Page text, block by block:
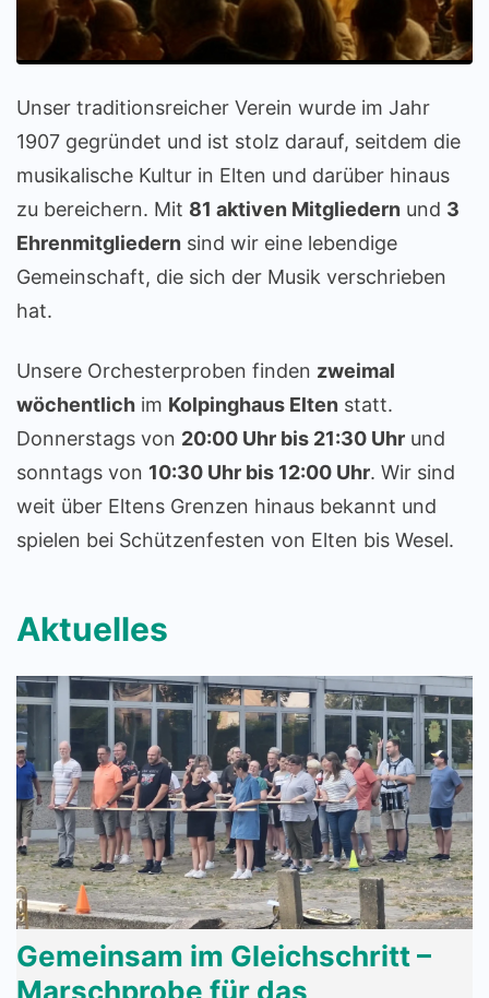
Unser traditionsreicher Verein wurde im Jahr
1907 gegründet und ist stolz darauf, seitdem die
musikalische Kultur in Elten und darüber hinaus
zu bereichern. Mit 81 aktiven Mitgliedern und 3
Ehrenmitgliedern sind wir eine lebendige
Gemeinschaft, die sich der Musik verschrieben
hat.
Unsere Orchesterproben finden zweimal
wöchentlich im Kolpinghaus Elten statt.
Donnerstags von 20:00 Uhr bis 21:30 Uhr und
sonntags von 10:30 Uhr bis 12:00 Uhr. Wir sind
weit über Eltens Grenzen hinaus bekannt und
spielen bei Schützenfesten von Elten bis Wesel.
Aktuelles
Gemeinsam im Gleichschritt –
Marschprobe für das